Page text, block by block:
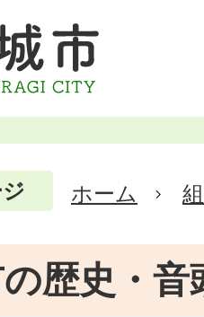
ホーム
歴史・音